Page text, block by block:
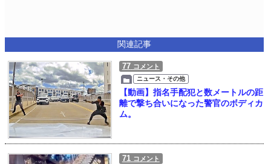
関連記事
77 コメント
ニュース・その他
【動画】指名手配犯と数メートルの距
離で撃ち合いになった警官のボディカ
ム。
71 コメント